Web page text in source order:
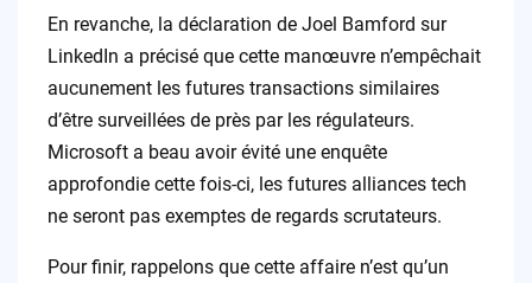
En revanche, la déclaration de Joel Bamford sur
LinkedIn a précisé que cette manœuvre n’empêchait
aucunement les futures transactions similaires
d’être surveillées de près par les régulateurs.
Microsoft a beau avoir évité une enquête
approfondie cette fois-ci, les futures alliances tech
ne seront pas exemptes de regards scrutateurs.
Pour finir, rappelons que cette affaire n’est qu’un